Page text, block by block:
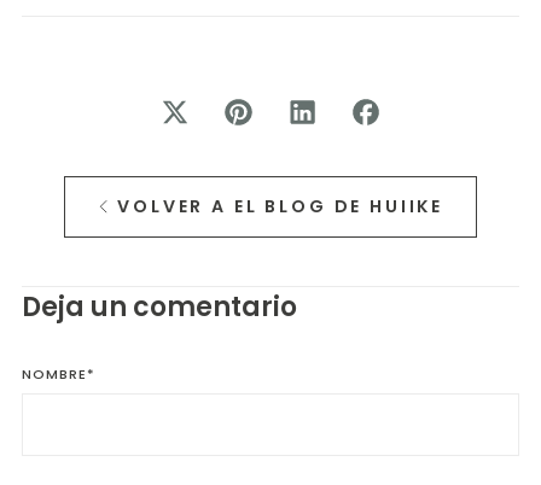
VOLVER A EL BLOG DE HUIIKE
Deja un comentario
NOMBRE*